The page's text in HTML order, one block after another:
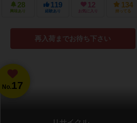
28
興味あり
119
経験あり
12
お気に入り
134
持ってる
再入荷までお待ち下さい
No.17